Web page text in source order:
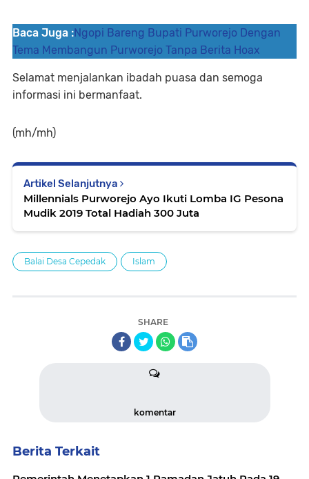
Baca Juga :Ngopi Bareng Bupati Purworejo Dengan
Tema Membangun Purworejo Tanpa Berita Hoax
Selamat menjalankan ibadah puasa dan semoga
informasi ini bermanfaat.
(mh/mh)
Artikel Selanjutnya
Millennials Purworejo Ayo Ikuti Lomba IG Pesona
Mudik 2019 Total Hadiah 300 Juta
Balai Desa Cepedak Islam
SHARE
komentar
Berita Terkait